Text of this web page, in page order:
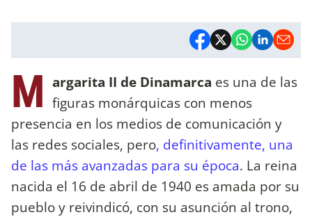
M argarita II de Dinamarca es una de las
figuras monárquicas con menos
presencia en los medios de comunicación y
las redes sociales, pero, definitivamente, una
de las más avanzadas para su época. La reina
nacida el 16 de abril de 1940 es amada por su
pueblo y reivindicó, con su asunción al trono,